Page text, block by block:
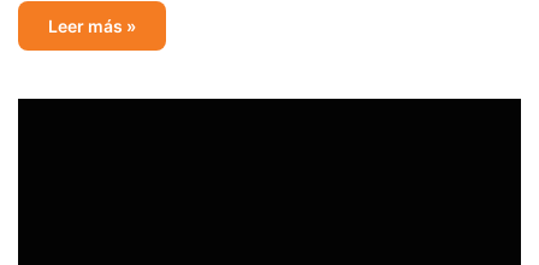
Leer más »